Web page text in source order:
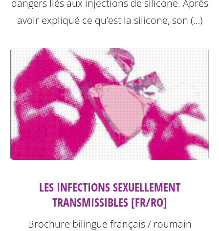
dangers liés aux injections de silicone. Après
avoir expliqué ce qu’est la silicone, son (…)
LES INFECTIONS SEXUELLEMENT
TRANSMISSIBLES [FR/RO]
Brochure bilingue français / roumain